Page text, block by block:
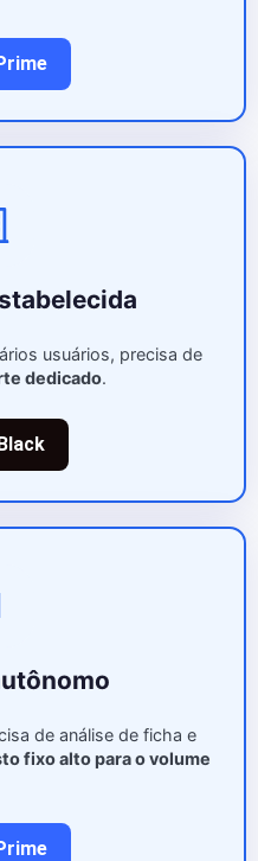
usuários, precisa de
dedicado.
de análise de ficha e
fixo alto para o volume